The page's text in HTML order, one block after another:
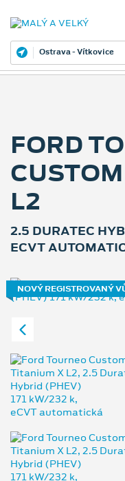
Ostrava - Vítkovice
FORD
L2
2.5 DURATEC
ECVT
NOVÝ REGISTROVANÝ